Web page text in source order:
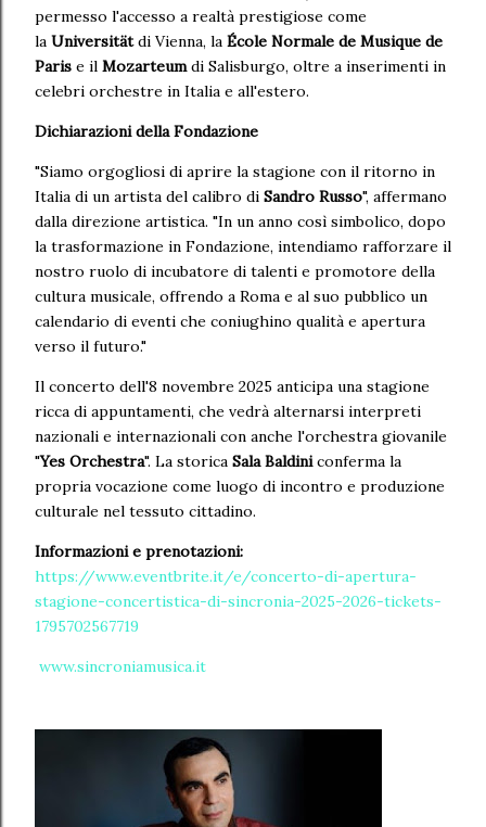
permesso l'accesso a realtà prestigiose come
la Universitätdi Vienna, la École Normale de Musique de
Paris e il Mozarteumdi Salisburgo, oltre a inserimenti in
celebri orchestre in Italia e all'estero.
Dichiarazioni della Fondazione
"Siamo orgogliosi di aprire la stagione con il ritorno in
Italia di un artista del calibro di Sandro Russo", affermano
dalla direzione artistica. "In un anno così simbolico, dopo
la trasformazione in Fondazione, intendiamo rafforzare il
nostro ruolo di incubatore di talenti e promotore della
cultura musicale, offrendo a Roma e al suo pubblico un
calendario di eventi che coniughino qualità e apertura
verso il futuro."
Il concerto dell'8 novembre 2025 anticipa una stagione
ricca di appuntamenti, che vedrà alternarsi interpreti
nazionali e internazionali con anche l'orchestra giovanile
"Yes Orchestra". La storica Sala Baldiniconferma la
propria vocazione come luogo di incontro e produzione
culturale nel tessuto cittadino.
Informazioni e prenotazioni:
https://www.eventbrite.it/e/concerto-di-apertura-
stagione-concertistica-di-sincronia-2025-2026-tickets-
1795702567719
www.sincroniamusica.it